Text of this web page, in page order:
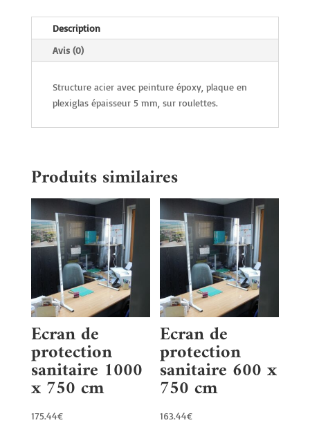
Description
Avis (0)
Structure acier avec peinture époxy, plaque en
plexiglas épaisseur 5 mm, sur roulettes.
Produits similaires
Ecran de
protection
sanitaire 1000
x 750 cm
175.44€
Ecran de
protection
sanitaire 600 x
750 cm
163.44€